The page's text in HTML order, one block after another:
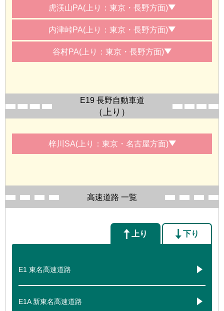
虎渓山PA(上り：東京・長野方面)
内津峠PA(上り：東京・長野方面)
谷村PA(上り：東京・長野方面)
E19 長野自動車道
（上り）
梓川SA(上り：東京・名古屋方面)
高速道路 一覧
上り 下り
E1 東名高速道路
E1A 新東名高速道路